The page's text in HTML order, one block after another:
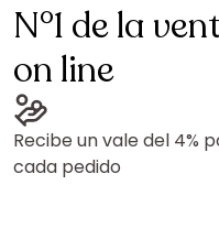
N°1 de la
on line
Recibe un vale del 4%
cada pedido